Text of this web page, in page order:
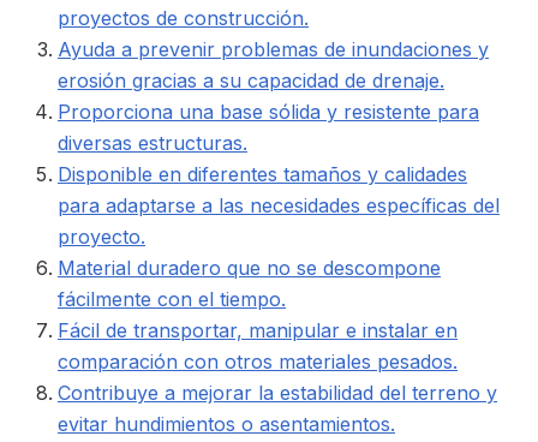
proyectos de construcción.
Ayuda a prevenir problemas de inundaciones y
erosión gracias a su capacidad de drenaje.
Proporciona una base sólida y resistente para
diversas estructuras.
Disponible en diferentes tamaños y calidades
para adaptarse a las necesidades específicas del
proyecto.
Material duradero que no se descompone
fácilmente con el tiempo.
Fácil de transportar, manipular e instalar en
comparación con otros materiales pesados.
Contribuye a mejorar la estabilidad del terreno y
evitar hundimientos o asentamientos.